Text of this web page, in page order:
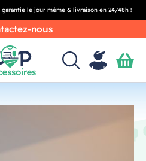
le jour même & livraison en 24/48h !
nous